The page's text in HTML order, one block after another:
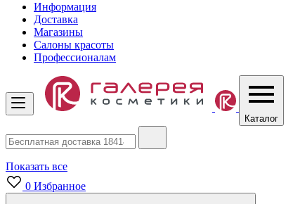
Информация
Доставка
Магазины
Салоны красоты
Профессионалам
Каталог
Показать все
0 Избранное